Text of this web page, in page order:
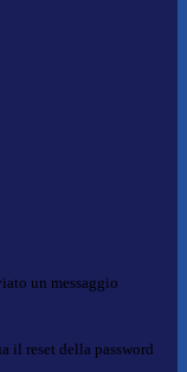
un messaggio
il reset della password